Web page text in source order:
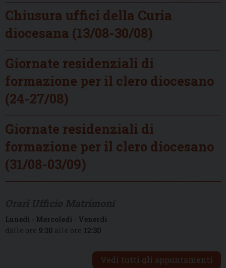
Chiusura uffici della Curia
diocesana (13/08-30/08)
Giornate residenziali di
formazione per il clero diocesano
(24-27/08)
Giornate residenziali di
formazione per il clero diocesano
(31/08-03/09)
Lunedì - Mercoledì - Venerdì
dalle ore 9:30 alle ore 12:30
Vedi tutti gli appuntamenti